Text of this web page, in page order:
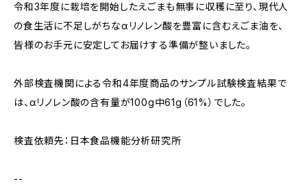
令和3年度に栽培を開始したえごまも無事に収穫に至り、現代人
の食生活に不足しがちなαリノレン酸を豊富に含むえごま油を、
皆様のお手元に安定してお届けする準備が整いました。
外部検査機関による令和4年度商品のサンプル試験検査結果で
は、αリノレン酸の含有量が100g中61g（61%）でした。
検査依頼先：日本食品機能分析研究所
--